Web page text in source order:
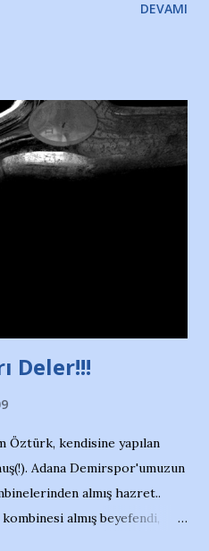
ancak…Kendisinin web
1964 Adana Yüzme
kara kuru bir kız çocuğu
Demirspor Kulübü
Küçük kız etrafına bakıyor.
Adana Demirspor’un 4
havuza. 1973 – 1975
7 yaşında girdiği
DEVAMI
Deler!!!
Öztürk, kendisine yapılan
Adana Demirspor'umuzun
almış hazret..
almış beyefendi,